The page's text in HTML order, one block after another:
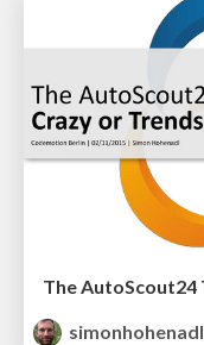
simonhohenadl